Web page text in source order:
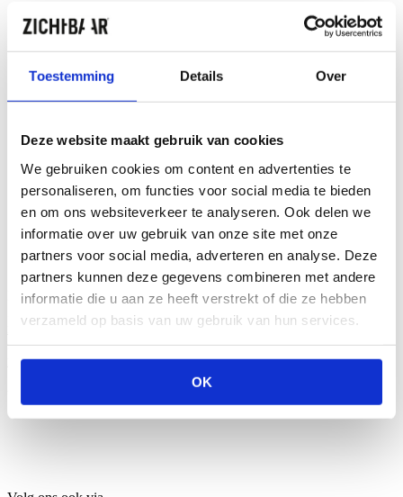
Toestemming Details Over
Deze website maakt gebruik van cookies
We gebruiken cookies om content en advertenties te
personaliseren, om functies voor social media te bieden
en om ons websiteverkeer te analyseren. Ook delen we
informatie over uw gebruik van onze site met onze
partners voor social media, adverteren en analyse. Deze
partners kunnen deze gegevens combineren met andere
informatie die u aan ze heeft verstrekt of die ze hebben
verzameld op basis van uw gebruik van hun services.
OK
POS Materiaal
Alle Producten
Vloerdisplay
Folderdisplay
Roll up Banners
Diensten
Projecten
Over ons
Blog
Vacatures
Direct contact?
Zichtbaar Bruinisse
T: +31 (0)111 485 485
mail@benikzichtbaar.nl
Zichtbaar Vlissingen T: +31 (0)118 417 170M:
mail@benikzichtbaar.nl